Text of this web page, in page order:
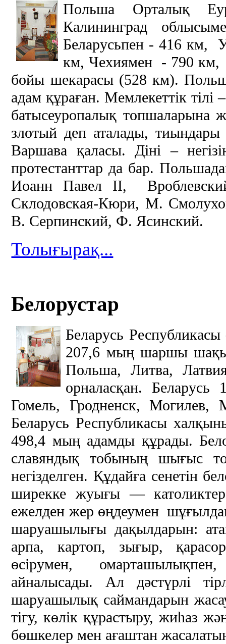
Польша Орталық
Калининград
Беларусьпен - 416 км,
км, Чехиямен - 790 км,
бойы шекарасы (528 км).
адам құраған. Мемлекеттік тілі
батысеуропалық топшаларына
злотый деп аталады,
Варшава қаласы. Діні –
протестанттар да бар.
Иоанн Павел II,
Склодовская-Кюри, М.
В. Серпинский, Ф. Ясинский.
Толығырақ...
Белорустар
Беларусь
207,6 мың шаршы
Польша, Литва,
орналасқан. Беларусь
Гомель, Гродненск,
Беларусь Республикасы
498,4 мың адамды құрады.
славяндық тобының шығыс
негізделген. Құдайға сенетін
ширекке жуығы —
ежелден жер өңдеумен
шаруашылығы дақылдарын:
арпа, картоп, зығыр,
өсірумен,
айналысады. Ал дәстүрлі
шаруашылық саймандарын
тігу, көлік құрастыру, жиһаз
бөшкелер мен ағаштан